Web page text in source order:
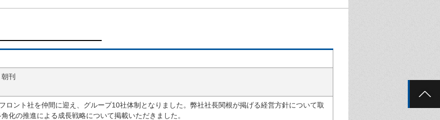
刊
ロント社を仲間に迎え、グループ10社体制となりました。弊社社長関根が掲げる経営方針について取
化の推進による成長戦略について掲載いただきました。